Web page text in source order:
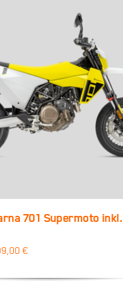
701 Supermoto inkl.
€Aktueller